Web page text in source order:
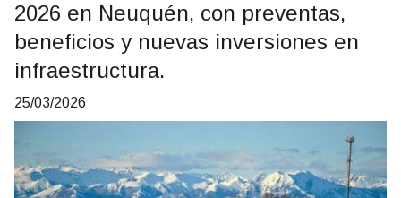
2026 en Neuquén, con preventas,
beneficios y nuevas inversiones en
infraestructura.
25/03/2026